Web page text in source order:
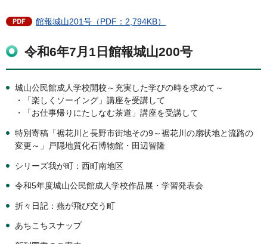
館報城山201号（PDF：2,794KB）
令和6年7月1日館報城山200号
城山公民館成人学校開校～充実した学びの時を求めて～
・「楽しくソーイング」講座を受講して
・「お仕事帰りにたしなむ茶道」講座を受講して
特別寄稿「裾花川と長野市街地その9～裾花川の扇状地と流路の
変更～」戸隠地質化石博物館・田辺智隆
シリーズ我が町：西町南地区
令和5年度城山公民館成人学校作品展・学習発表会
折々日記：燕が飛び交う町
あちこちスナップ